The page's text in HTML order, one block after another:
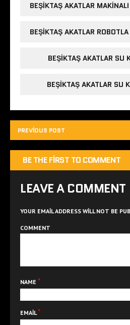
BEŞIKTAŞ AKATLAR
BEŞIKTAŞ AKATLAR
BEŞIKTAŞ AKATLAR SU
BEŞIKTAŞ AKATLAR SU
PREVIOUS POST
BE THE FIRST TO COMMENT
LEAVE A COMMENT
YOUR EMAIL ADDRESS WILL NOT BE
COMMENT
NAME *
EMAIL*